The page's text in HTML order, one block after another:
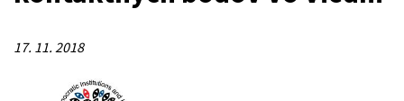
17. 11. 2018